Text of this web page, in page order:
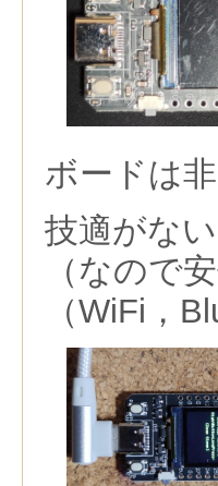
ボードは
技適がな
（なので
（WiFi，